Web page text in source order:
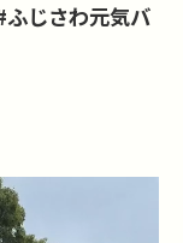
じさわ元気バ